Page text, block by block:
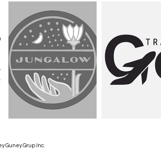
Guney Grup Inc.